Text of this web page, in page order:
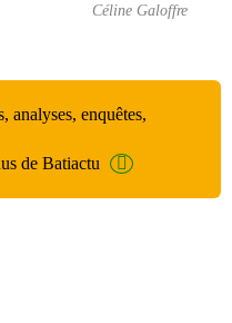
Céline Galoffre
analyses, enquêtes,
de Batiactu